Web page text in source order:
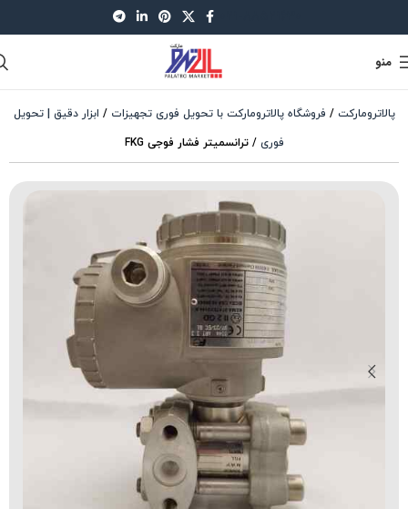
منو
پالاترومارکت / فروشگاه پالاترومارکت با تحویل فوری تجهیزات / ابزار دقیق | تحویل
فوری /ترانسمیتر فشار فوجی FKG